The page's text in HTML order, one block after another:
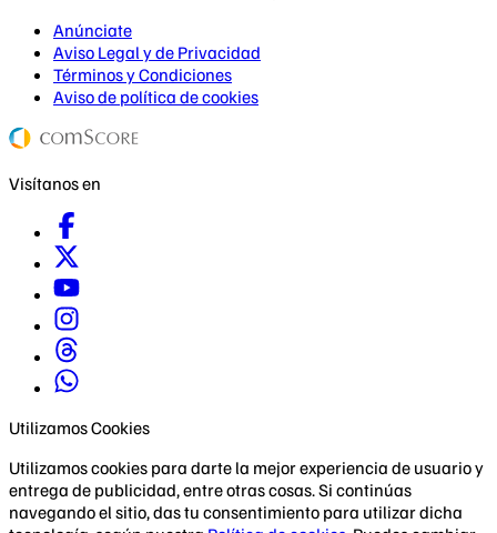
Anúnciate
Aviso Legal y de Privacidad
Términos y Condiciones
Aviso de política de cookies
Visítanos en
Utilizamos Cookies
Utilizamos cookies para darte la mejor experiencia de usuario y
entrega de publicidad, entre otras cosas. Si continúas
navegando el sitio, das tu consentimiento para utilizar dicha